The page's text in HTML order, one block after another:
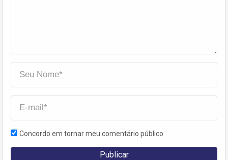
Concordo em tornar meu comentário público